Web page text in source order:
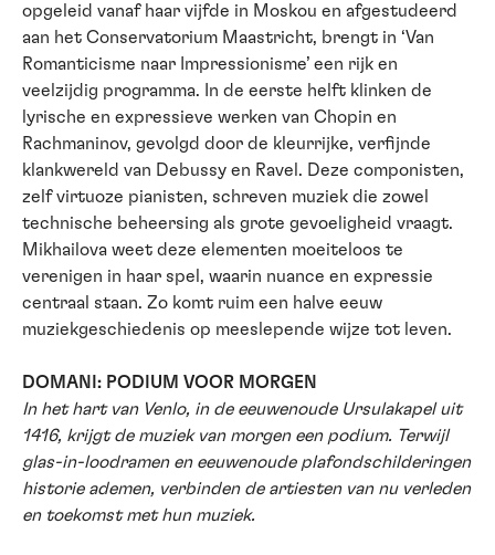
opgeleid vanaf haar vijfde in Moskou en afgestudeerd
aan het Conservatorium Maastricht, brengt in ‘Van
Romanticisme naar Impressionisme’ een rijk en
veelzijdig programma. In de eerste helft klinken de
lyrische en expressieve werken van Chopin en
Rachmaninov, gevolgd door de kleurrijke, verfijnde
klankwereld van Debussy en Ravel. Deze componisten,
zelf virtuoze pianisten, schreven muziek die zowel
technische beheersing als grote gevoeligheid vraagt.
Mikhailova weet deze elementen moeiteloos te
verenigen in haar spel, waarin nuance en expressie
centraal staan. Zo komt ruim een halve eeuw
muziekgeschiedenis op meeslepende wijze tot leven.
DOMANI: PODIUM VOOR MORGEN
In het hart van Venlo, in de eeuwenoude Ursulakapel uit
1416, krijgt de muziek van morgen een podium. Terwijl
glas-in-loodramen en eeuwenoude plafondschilderingen
historie ademen, verbinden de artiesten van nu verleden
en toekomst met hun muziek.